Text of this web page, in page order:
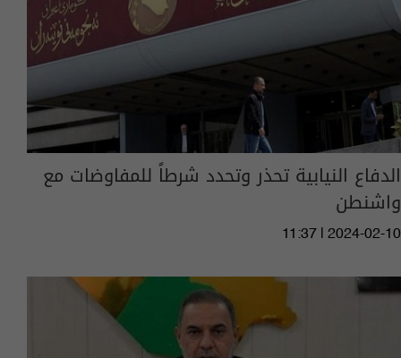
الدفاع النيابية تحذر وتحدد شرطاً للمفاوضات مع
واشنطن
11:37 | 2024-02-10